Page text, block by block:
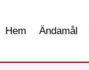
Hem Ändamål